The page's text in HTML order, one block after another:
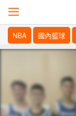
NBA 國內籃球